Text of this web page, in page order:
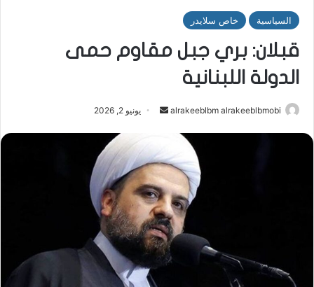
السياسية خاص سلايدر
قبلان: بري جبل مقاوم حمى
الدولة اللبنانية
alrakeeblbm alrakeeblbmobi
أرسل
إلكترونيا
يونيو 2, 2026